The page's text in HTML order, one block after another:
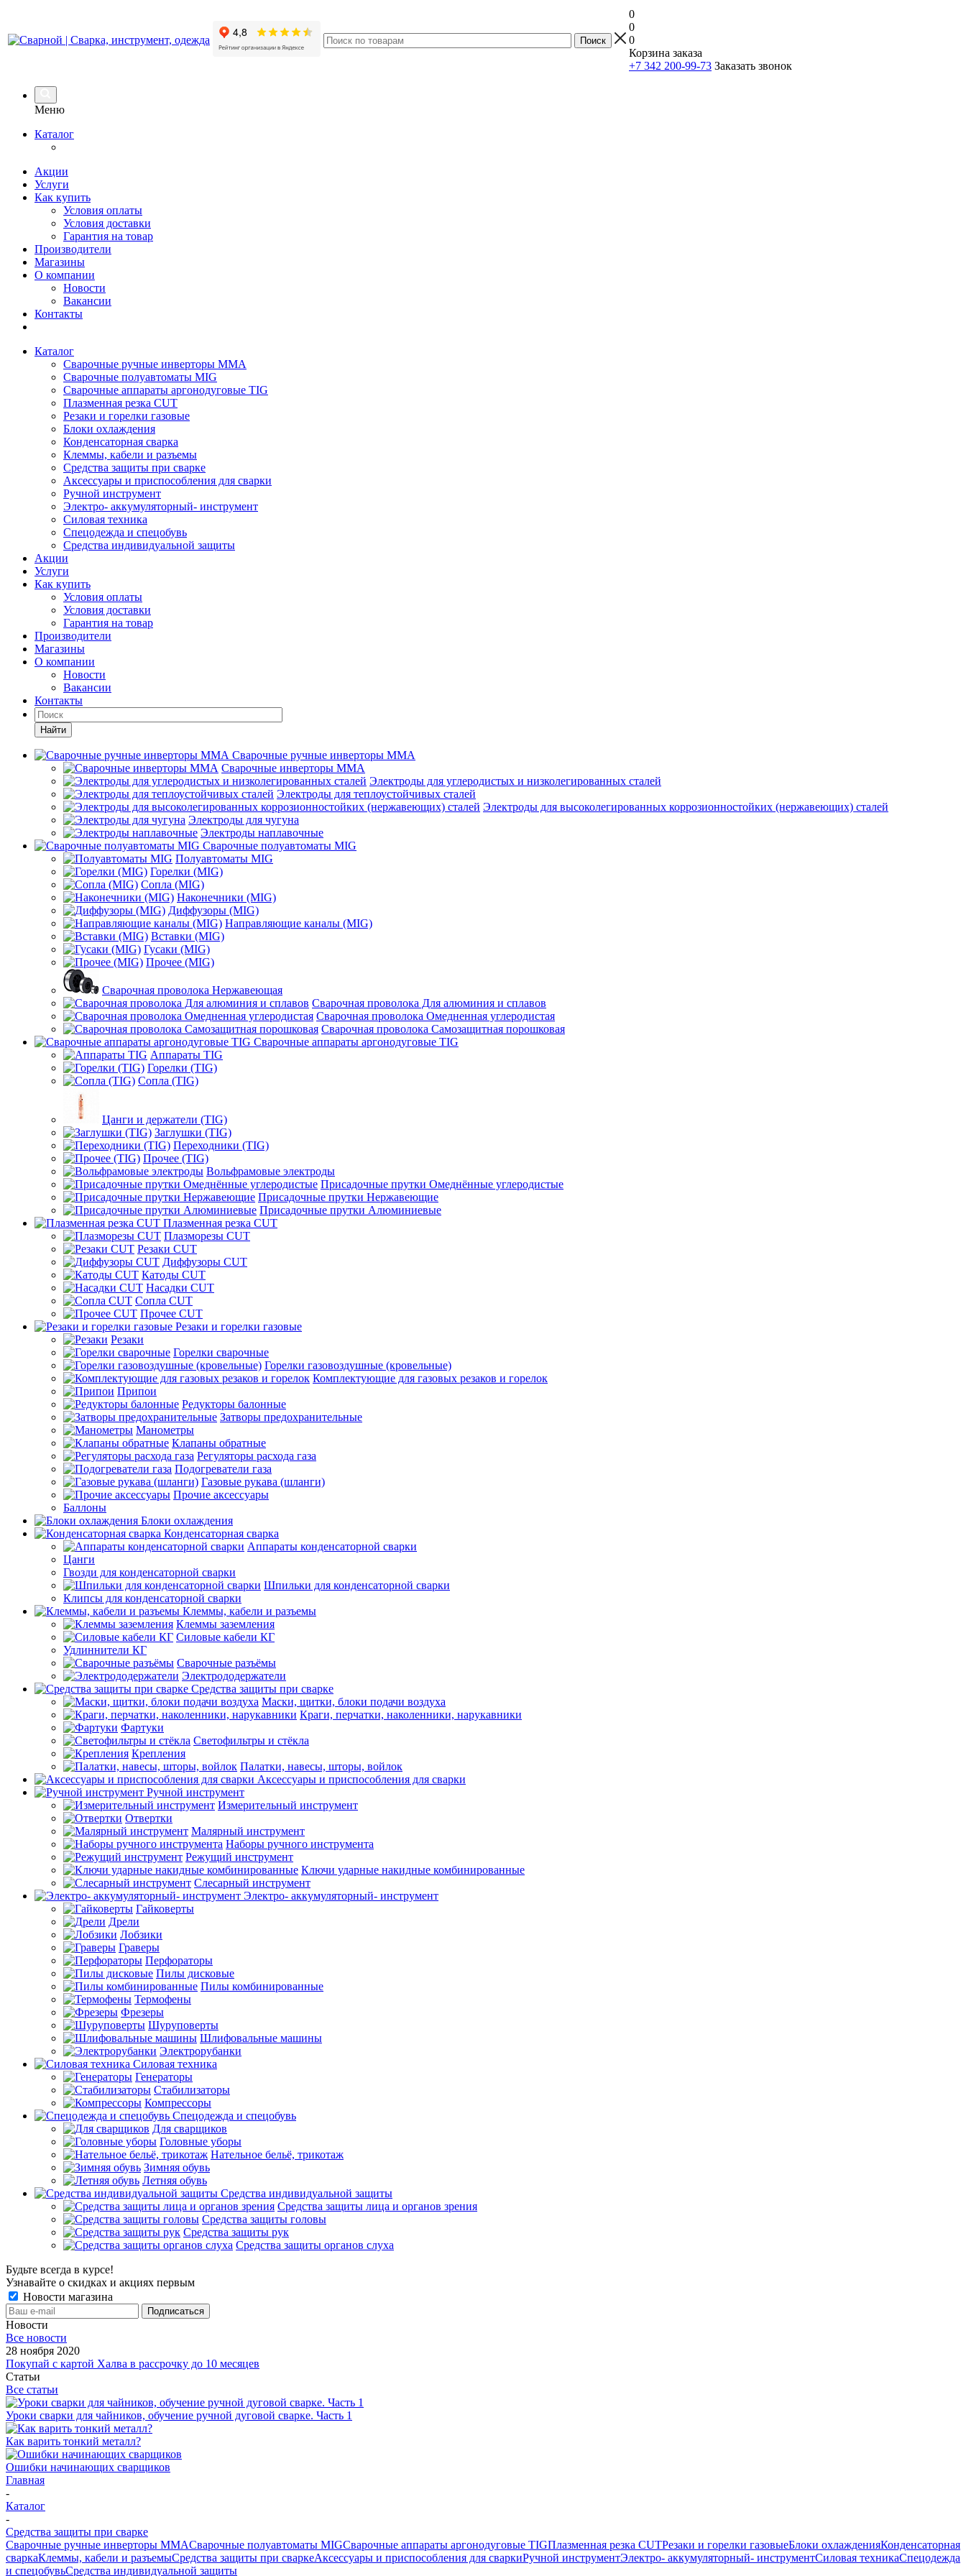
0
0
0
Корзина заказа
+7 342 200-99-73 Заказать звонок
Меню
Каталог
Акции
Услуги
Как купить
Условия оплаты
Условия доставки
Гарантия на товар
Производители
Магазины
О компании
Новости
Вакансии
Контакты
Каталог
Сварочные ручные инверторы MMA
Сварочные полуавтоматы MIG
Сварочные аппараты аргонодуговые TIG
Плазменная резка CUT
Резаки и горелки газовые
Блоки охлаждения
Конденсаторная сварка
Клеммы, кабели и разъемы
Средства защиты при сварке
Аксессуары и приспособления для сварки
Ручной инструмент
Электро- аккумуляторный- инструмент
Силовая техника
Спецодежда и спецобувь
Средства индивидуальной защиты
Акции
Услуги
Как купить
Условия оплаты
Условия доставки
Гарантия на товар
Производители
Магазины
О компании
Новости
Вакансии
Контакты
Найти
Сварочные ручные инверторы MMA
Сварочные инверторы MMA
Электроды для углеродистых и низколегированных сталей
Электроды для теплоустойчивых сталей
Электроды для высоколегированных коррозионностойких (нержавеющих) сталей
Электроды для чугуна
Электроды наплавочные
Сварочные полуавтоматы MIG
Полуавтоматы MIG
Горелки (MIG)
Сопла (MIG)
Наконечники (MIG)
Диффузоры (MIG)
Направляющие каналы (MIG)
Вставки (MIG)
Гусаки (MIG)
Прочее (MIG)
Сварочная проволока Нержавеющая
Сварочная проволока Для алюминия и сплавов
Сварочная проволока Омедненная углеродистая
Сварочная проволока Самозащитная порошковая
Сварочные аппараты аргонодуговые TIG
Аппараты TIG
Горелки (TIG)
Сопла (TIG)
Цанги и держатели (TIG)
Заглушки (TIG)
Переходники (TIG)
Прочее (TIG)
Вольфрамовые электроды
Присадочные прутки Омеднённые углеродистые
Присадочные прутки Нержавеющие
Присадочные прутки Алюминиевые
Плазменная резка CUT
Плазморезы CUT
Резаки CUT
Диффузоры CUT
Катоды CUT
Насадки CUT
Сопла CUT
Прочее CUT
Резаки и горелки газовые
Резаки
Горелки сварочные
Горелки газовоздушные (кровельные)
Комплектующие для газовых резаков и горелок
Припои
Редукторы балонные
Затворы предохранительные
Манометры
Клапаны обратные
Регуляторы расхода газа
Подогреватели газа
Газовые рукава (шланги)
Прочие аксессуары
Баллоны
Блоки охлаждения
Конденсаторная сварка
Аппараты конденсаторной сварки
Цанги
Гвозди для конденсаторной сварки
Шпильки для конденсаторной сварки
Клипсы для конденсаторной сварки
Клеммы, кабели и разъемы
Клеммы заземления
Силовые кабели КГ
Удлиннители КГ
Сварочные разъёмы
Электрододержатели
Средства защиты при сварке
Маски, щитки, блоки подачи воздуха
Краги, перчатки, наколенники, нарукавники
Фартуки
Светофильтры и стёкла
Крепления
Палатки, навесы, шторы, войлок
Аксессуары и приспособления для сварки
Ручной инструмент
Измерительный инструмент
Отвертки
Малярный инструмент
Наборы ручного инструмента
Режущий инструмент
Ключи ударные накидные комбинированные
Слесарный инструмент
Электро- аккумуляторный- инструмент
Гайковерты
Дрели
Лобзики
Граверы
Перфораторы
Пилы дисковые
Пилы комбинированные
Термофены
Фрезеры
Шуруповерты
Шлифовальные машины
Электрорубанки
Силовая техника
Генераторы
Стабилизаторы
Компрессоры
Спецодежда и спецобувь
Для сварщиков
Головные уборы
Нательное бельё, трикотаж
Зимняя обувь
Летняя обувь
Средства индивидуальной защиты
Средства защиты лица и органов зрения
Средства защиты головы
Средства защиты рук
Средства защиты органов слуха
Будьте всегда в курсе!
Узнавайте о скидках и акциях первым
Новости магазина
Новости
Все новости
28 ноября 2020
Покупай с картой Халва в рассрочку до 10 месяцев
Статьи
Все статьи
Уроки сварки для чайников, обучение ручной дуговой сварке. Часть 1
Как варить тонкий металл?
Ошибки начинающих сварщиков
Главная
-
Каталог
-
Средства защиты при сварке
Сварочные ручные инверторы MMAСварочные полуавтоматы MIGСварочные аппараты аргонодуговые TIGПлазменная резка CUTРезаки и горелки газовыеБлоки охлажденияКонденсаторная
сваркаКлеммы, кабели и разъемыСредства защиты при сваркеАксессуары и приспособления для сваркиРучной инструментЭлектро- аккумуляторный- инструментСиловая техникаСпецодежда
и спецобувьСредства индивидуальной защиты